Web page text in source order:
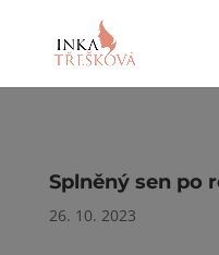
Splněný sen po
26. 10. 2023